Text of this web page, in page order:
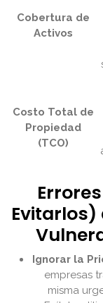
Cobertura de
Activos
Costo Total de
Propiedad
(TCO)
Evitarlos)
Ignorar la
empresas
misma